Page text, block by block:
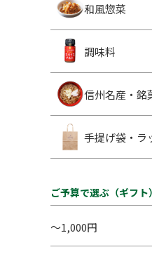
和風惣菜
調味料
信州名産・銘
手提げ袋・ラ
ご予算で選ぶ（ギフト）
～1,000円